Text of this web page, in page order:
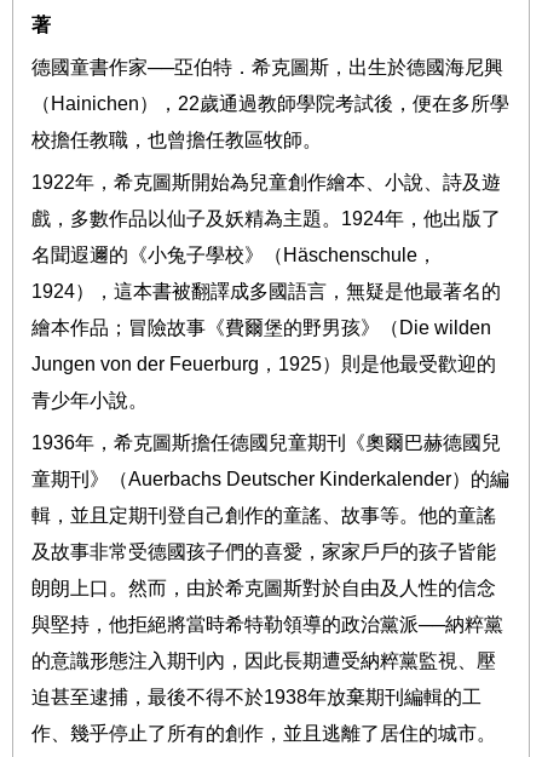
著
德國童書作家──亞伯特．希克圖斯，出生於德國海尼興
（ Hainichen）， 22歲通過教師學院考試後，便在多所學
校擔任教職，也曾擔任教區牧師。
1922年，希克圖斯開始為兒童創作繪本、小說、詩及遊
戲，多數作品以仙子及妖精為主題。 1924年，他出版了
名聞遐邇的《小兔子學校》（ Häschenschule ，
1924），這本書被翻譯成多國語言，無疑是他最著名的
繪本作品；冒險故事《費爾堡的野男孩》（ Die wilden
Jungen von der Feuerburg ， 1925）則是他最受歡迎的
青少年小說。
1936年，希克圖斯擔任德國兒童期刊《奧爾巴赫德國兒
童期刊》（Auerbachs Deutscher Kinderkalender）的編
輯，並且定期刊登自己創作的童謠、故事等。他的童謠
及故事非常受德國孩子們的喜愛，家家戶戶的孩子皆能
朗朗上口。然而，由於希克圖斯對於自由及人性的信念
與堅持，他拒絕將當時希特勒領導的政治黨派──納粹黨
的意識形態注入期刊內，因此長期遭受納粹黨監視、壓
迫甚至逮捕，最後不得不於1938年放棄期刊編輯的工
作、幾乎停止了所有的創作，並且逃離了居住的城市。